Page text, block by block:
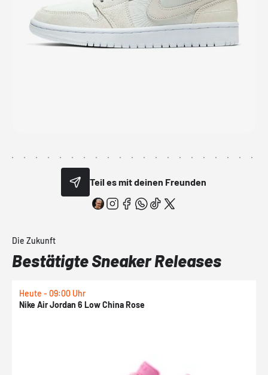
Teil es mit deinen Freunden
Die Zukunft
Bestätigte Sneaker Releases
Heute - 09:00 Uhr
Nike Air Jordan 6 Low China Rose